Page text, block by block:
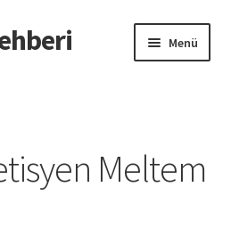
Menü
Meltem